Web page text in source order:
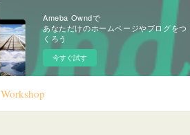
Ameba Owndで
あなただけのホームページやブログをつ
くろう
今すぐ試す
Workshop